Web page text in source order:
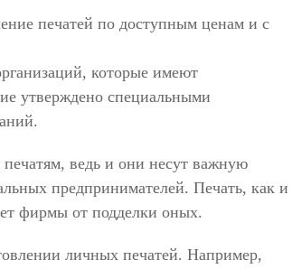
печатей по доступным ценам и с
которые имеют
утверждено специальными
ведь и они несут важную
предпринимателей. Печать, как и
фирмы от подделки оных.
личных печатей. Например,